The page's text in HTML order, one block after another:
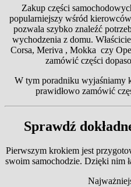
Zakup części
popularniejszy wśród
pozwala szybko znaleźć
wychodzenia z domu.
Corsa, Meriva , Mokka czy
zamówić części
W tym poradniku wyjaśniamy
prawidłowo zamówić
Sprawdź
Pierwszym krokiem jest
swoim samochodzie. Dzięki nim